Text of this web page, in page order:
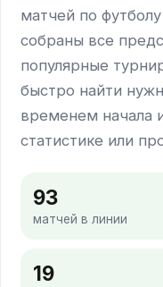
матчей по
собраны все
популярные
быстро найти
временем начала
статистике или
93
матчей в линии
19